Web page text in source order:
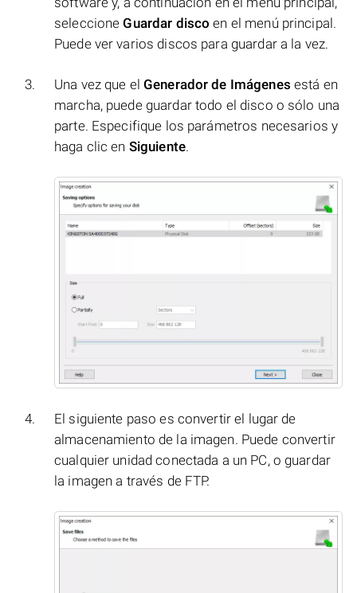
seleccioneGuardar disco en el menú principal.
Puede ver varios discos para guardar a la vez.
Una vez que el Generador de Imágenes está en
marcha, puede guardar todo el disco o sólo una
parte. Especifique los parámetros necesarios y
haga clic en Siguiente.
El siguiente paso es convertir el lugar de
almacenamiento de la imagen. Puede convertir
cualquier unidad conectada a un PC, o guardar
la imagen a través de FTP.